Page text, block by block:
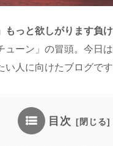
もっと欲しがります負け
ューン」の冒頭。今日
い人に向けたブログです
目次